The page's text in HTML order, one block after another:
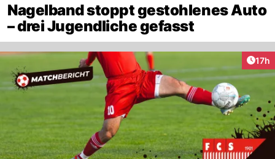
Nagelband stoppt gestohlenes Auto
– drei Jugendliche gefasst
17h